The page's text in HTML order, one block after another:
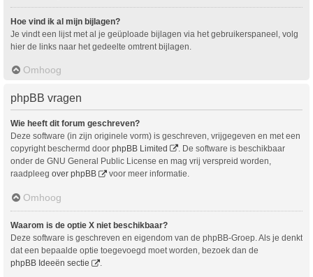
Hoe vind ik al mijn bijlagen?
Je vindt een lijst met al je geüploade bijlagen via het gebruikerspaneel, volg
hier de links naar het gedeelte omtrent bijlagen.
Omhoog
phpBB vragen
Wie heeft dit forum geschreven?
Deze software (in zijn originele vorm) is geschreven, vrijgegeven en met een
copyright beschermd door phpBB Limited
. De software is beschikbaar
onder de GNU General Public License en mag vrij verspreid worden,
raadpleeg over phpBB voor meer informatie.
Omhoog
Waarom is de optie X niet beschikbaar?
Deze software is geschreven en eigendom van de phpBB-Groep. Als je denkt
dat een bepaalde optie toegevoegd moet worden, bezoek dan de
phpBB Ideeën sectie
.